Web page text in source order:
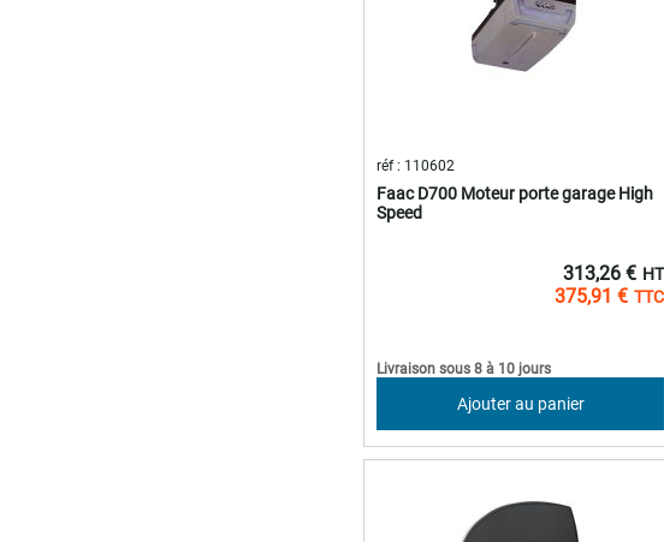
Faac D700 Moteur porte garage High
Speed
réf : 110602
375,91 €
313,26 €
Livraison sous 8 à 10 jours
Ajouter au panier